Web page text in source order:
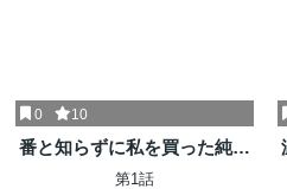
0 10
番と知らずに私を買った純愛
こじらせ騎士団長に運命の愛
第1話